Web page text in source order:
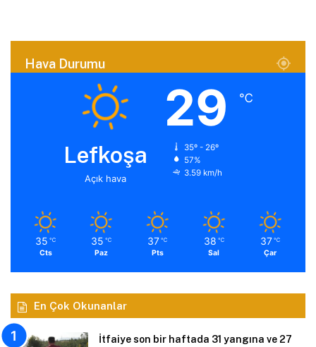
Hava Durumu
Lefkoşa
Açık hava
29 ℃
35º - 26º
57%
3.59 km/h
35 ℃
Cts
35 ℃
Paz
37 ℃
Pts
38 ℃
Sal
37 ℃
Çar
En Çok Okunanlar
İtfaiye son bir haftada 31 yangına ve 27